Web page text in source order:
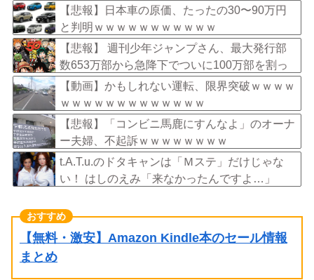
【悲報】日本車の原価、たったの30〜90万円
と判明ｗｗｗｗｗｗｗｗｗｗｗ
【悲報】 週刊少年ジャンプさん、最大発行部
数653万部から急降下でついに100万部を割っ
てしまうｗｗｗｗｗｗｗ
【動画】かもしれない運転、限界突破ｗｗｗｗ
ｗｗｗｗｗｗｗｗｗｗｗｗｗ
【悲報】「コンビニ馬鹿にすんなよ」のオーナ
ー夫婦、不起訴ｗｗｗｗｗｗｗｗ
t.A.T.u.のドタキャンは「Ｍステ」だけじゃな
い！ はしのえみ「来なかったんですよ…」
【無料・激安】Amazon Kindle本のセール情報
まとめ